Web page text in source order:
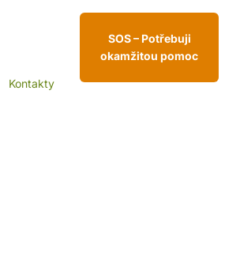
Kontakty
SOS – Potřebuji
okamžitou pomoc